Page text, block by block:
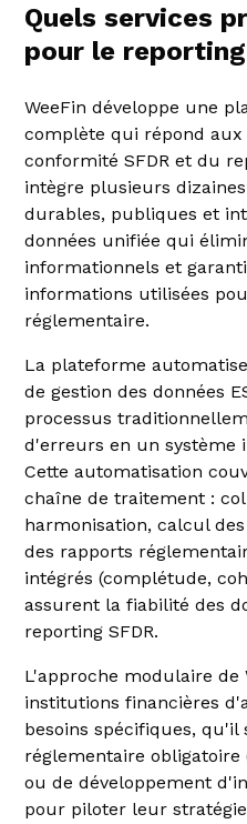
Quels services
pour le reporting
WeeFin développe une
complète qui répond
conformité SFDR et du
intègre plusieurs
durables, publiques et
données unifiée qui
informationnels et
informations utilisées
réglementaire.
La plateforme
de gestion des données
processus
d'erreurs en un système
Cette automatisation
chaîne de traitement :
harmonisation, calcul
des rapports
intégrés (complétude,
assurent la fiabilité des
reporting SFDR.
L'approche modulaire de
institutions financières
besoins spécifiques, qu'il
réglementaire obligatoire
ou de développement
pour piloter leur